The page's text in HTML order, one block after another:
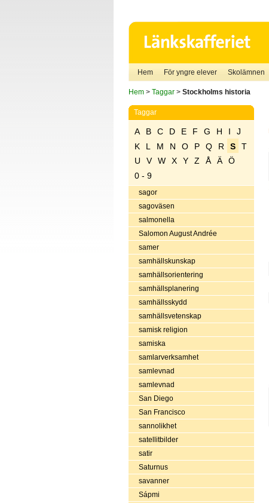
Hem För yngre elever Skolämnen
Hem> Taggar> Stockholms historia
Taggar
A B C D E F G H I
J
K
L M N O P Q R S
T
U
V W X Y Z Å Ä
Ö
0 - 9
sagor
sagoväsen
salmonella
Salomon August Andrée
samer
samhällskunskap
samhällsorientering
samhällsplanering
samhällsskydd
samhällsvetenskap
samisk religion
samiska
samlarverksamhet
samlevnad
samlevnad
San Diego
San Francisco
sannolikhet
satellitbilder
satir
Saturnus
savanner
Sápmi